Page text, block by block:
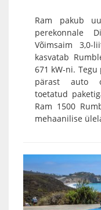
Ram pakub
perekonnale
Võimsaim 3,0-
kasvatab
671 kW-ni.
pärast auto
toetatud
Ram 1500
mehaanilise